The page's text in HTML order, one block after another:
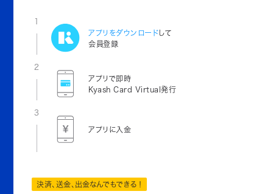
1
アプリをダウンロードして
会員登録
2
アプリで即時
Kyash Card Virtual発行
3
アプリに入金
決済、送金、出金なんでもできる！